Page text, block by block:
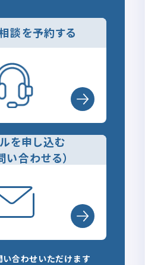
談を予約する
を申し込む
い合わせる）
合わせいただけます